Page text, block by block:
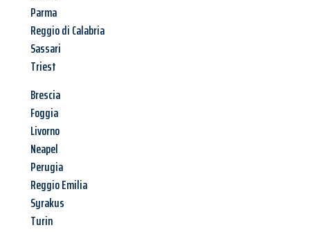
Parma
Reggio di Calabria
Sassari
Triest
Brescia
Foggia
Livorno
Neapel
Perugia
Reggio Emilia
Syrakus
Turin